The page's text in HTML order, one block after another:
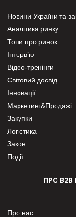
Новини України та
Аналітика ринку
Топи про ринок
Інтерв’ю
Відео-тренінги
Світовий досвід
Інновації
Маркетинг&Продажі
Закупки
Логістика
Закон
Події
ПРО В2В
Про нас